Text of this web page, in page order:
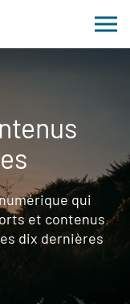
qui
et contenus
dix dernières